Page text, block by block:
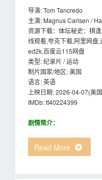
导演: Tom Tancredo
主演: Magnus Carlsen /
资源下载：体坛秘史：棋
线观看,夸克下载,阿里网盘
ed2k,百度云115网盘
类型: 纪录片 / 运动
制片国家/地区: 美国
语言: 英语
上映日期: 2026-04-07(美
IMDb: tt40224399
剧情简介：
Read More